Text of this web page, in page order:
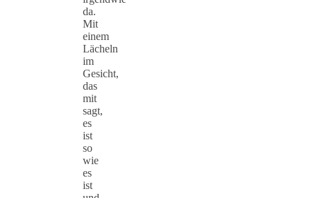
da.
Mit
einem
Lächeln
im
Gesicht,
das
mit
sagt,
es
ist
so
wie
es
ist